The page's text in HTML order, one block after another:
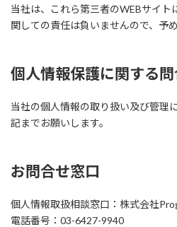
当社は、これら第三者のWEBサイト
関しての責任は負いませんので、予
個人情報保護に関する
当社の個人情報の取り扱い及び管理
記までお願いします。
お問合せ窓口
個人情報取扱相談窓口：株式会社
電話番号：03-6427-9940